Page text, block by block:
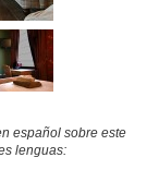
español sobre este
lenguas: